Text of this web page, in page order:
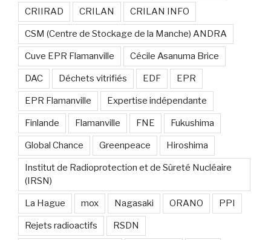
CRIIRAD CRILAN CRILAN INFO
CSM (Centre de Stockage de la Manche) ANDRA
Cuve EPR Flamanville Cécile Asanuma Brice
DAC Déchets vitrifiés EDF EPR
EPR Flamanville Expertise indépendante
Finlande Flamanville FNE Fukushima
Global Chance Greenpeace Hiroshima
Institut de Radioprotection et de Sûreté Nucléaire
(IRSN)
La Hague mox Nagasaki ORANO PPI
Rejets radioactifs RSDN